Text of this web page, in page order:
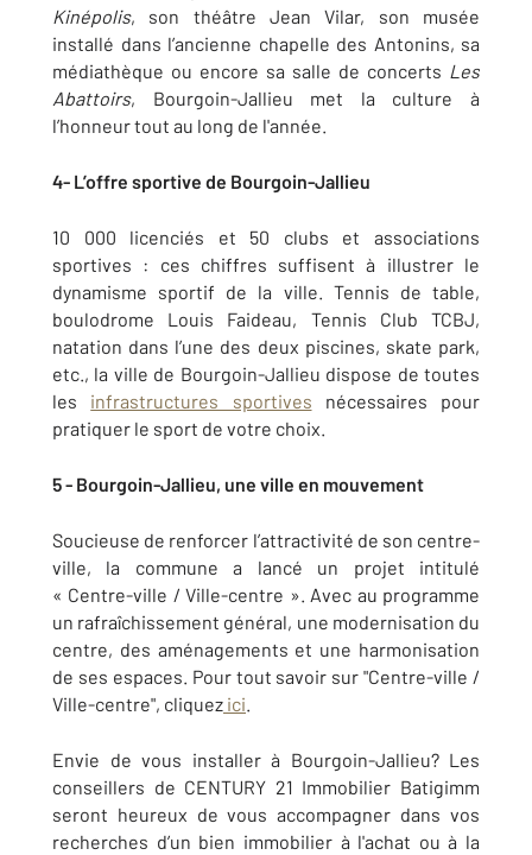
Kinépolis, son théâtre Jean Vilar, son musée
installé dans l’ancienne chapelle des Antonins, sa
médiathèque ou encore sa salle de concerts Les
Abattoirs, Bourgoin-Jallieu met la culture à
l’honneur tout au long de l'année.
4- L’offre sportive de Bourgoin-Jallieu
10 000 licenciés et 50 clubs et associations
sportives : ces chiffres suffisent à illustrer le
dynamisme sportif de la ville. Tennis de table,
boulodrome Louis Faideau, Tennis Club TCBJ,
natation dans l’une des deux piscines, skate park,
etc., la ville de Bourgoin-Jallieu dispose de toutes
les infrastructures sportives nécessaires pour
pratiquer le sport de votre choix.
5 - Bourgoin-Jallieu, une ville en mouvement
Soucieuse de renforcer l’attractivité de son centre-
ville, la commune a lancé un projet intitulé
« Centre-ville / Ville-centre ». Avec au programme
un rafraîchissement général, une modernisation du
centre, des aménagements et une harmonisation
de ses espaces. Pour tout savoir sur "Centre-ville /
Ville-centre", cliquez ici.
Envie de vous installer à Bourgoin-Jallieu? Les
conseillers de CENTURY 21 Immobilier Batigimm
seront heureux de vous accompagner dans vos
recherches d’un bien immobilier à l'achat ou à la